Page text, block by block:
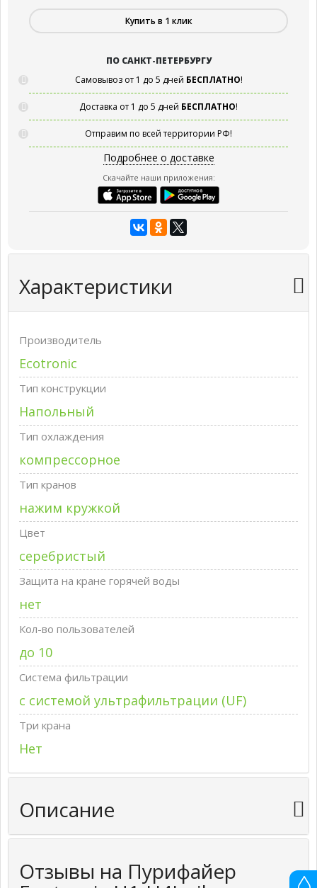
Купить в 1 клик
ПО САНКТ-ПЕТЕРБУРГУ
Самовывоз от 1 до 5 дней БЕСПЛАТНО!
Доставка от 1 до 5 дней БЕСПЛАТНО!
Отправим по всей территории РФ!
Подробнее о доставке
Скачайте наши приложения:
Характеристики
Производитель
Ecotronic
Тип конструкции
Напольный
Тип охлаждения
компрессорное
Тип кранов
нажим кружкой
Цвет
серебристый
Защита на кране горячей воды
нет
Кол-во пользователей
до 10
Система фильтрации
с системой ультрафильтрации (UF)
Три крана
Нет
Описание
Отзывы на Пурифайер